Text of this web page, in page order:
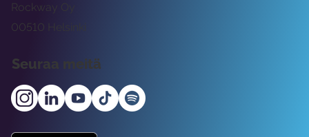
Rockway Oy
00510 Helsinki
Seuraa meitä